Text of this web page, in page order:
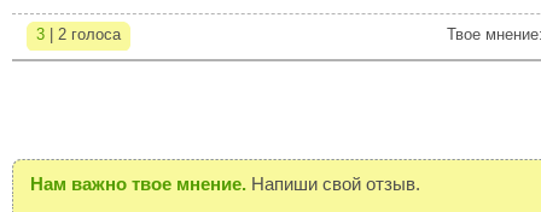
3 | 2 голоса Твое
Нам важно твое мнение. Напиши свой отзыв.